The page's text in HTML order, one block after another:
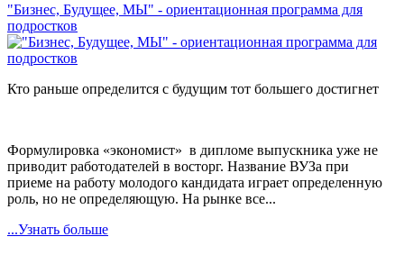
"Бизнес, Будущее, МЫ" - ориентационная программа для
подростков
Кто раньше определится с будущим тот большего достигнет
Формулировка «экономист» в дипломе выпускника уже не
приводит работодателей в восторг. Название ВУЗа при
приеме на работу молодого кандидата играет определенную
роль, но не определяющую. На рынке все...
...Узнать больше